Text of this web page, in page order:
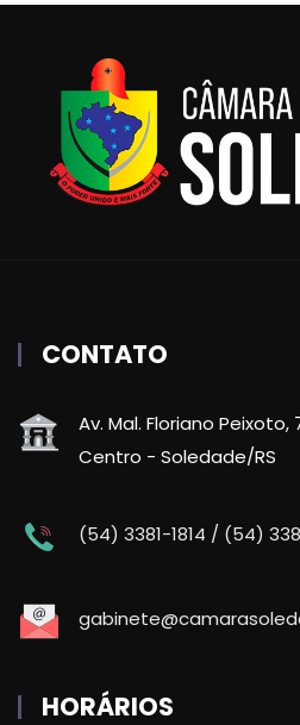
CONTATO
Av. Mal. Floriano Peixoto,
Centro - Soledade/RS
(54) 3381-1814 / (54)
HORÁRIOS